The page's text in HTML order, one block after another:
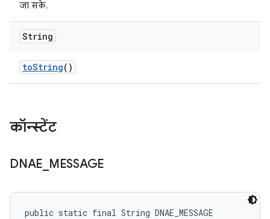
जा सके.
String
toString()
कॉन्स्टेंट
DNAE MESSAGE
public static final String DNAE_MESSAGE